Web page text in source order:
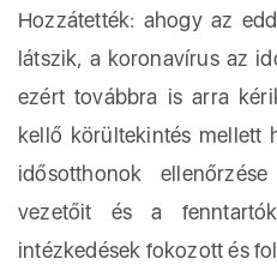
Hozzátették: ahogy az
látszik, a koronavírus az
ezért továbbra is arra
kellő körültekintés mellett
idősotthonok
vezetőit és a
intézkedések fokozott és